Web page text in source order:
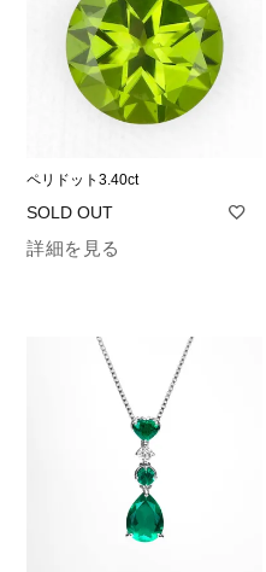
ペリドット3.40ct
詳細を見る